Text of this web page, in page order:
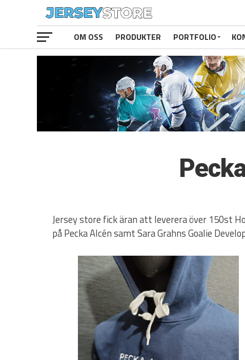
OM OSS PRODUKTER PORTFOLIO
Jersey store fick äran att leverera över 150st
på Pecka Alcén samt Sara Grahns Goalie